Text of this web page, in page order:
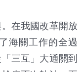
在我國改革開放
海關工作的全過
三互」大通關到